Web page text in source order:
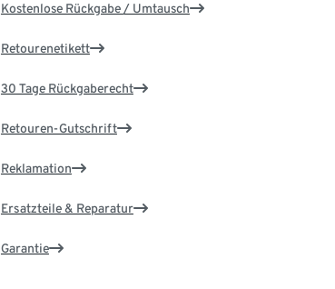
Kostenlose Rückgabe / Umtausch
Retourenetikett
30 Tage Rückgaberecht
Retouren-Gutschrift
Reklamation
Ersatzteile & Reparatur
Garantie